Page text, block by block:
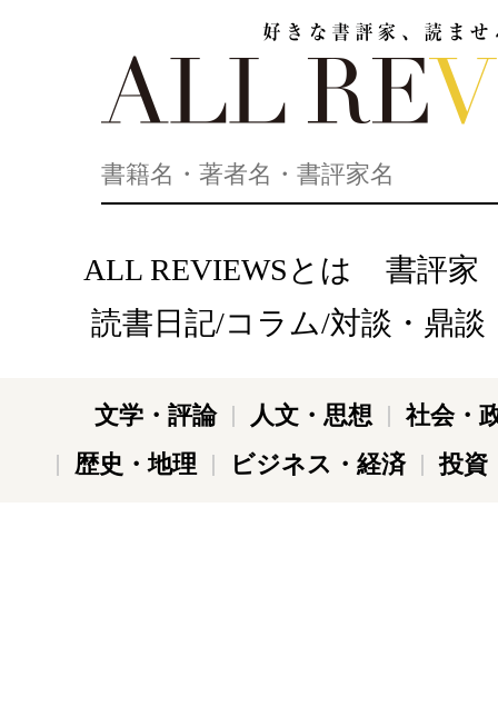
ALL REVIEWSとは
書評家
読書日記/コラム/対談・鼎談
文学・評論 人文・思想
社会・
歴史・地理
ビジネス・経済 投資